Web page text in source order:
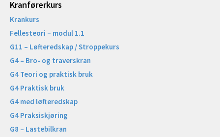
Kranførerkurs
Krankurs
Fellesteori – modul 1.1
G11 – Løfteredskap / Stroppekurs
G4 – Bro- og traverskran
G4 Teori og praktisk bruk
G4 Praktisk bruk
G4 med løfteredskap
G4 Praksiskjøring
G8 – Lastebilkran